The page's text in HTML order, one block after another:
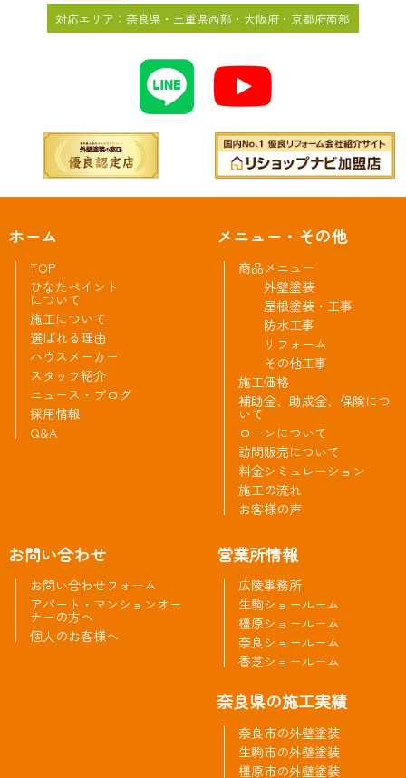
対応エリア：奈良県・三重県西部・大阪府・京都府南部
ホーム
TOP
ひなたペイント
について
施工について
選ばれる理由
ハウスメーカー
スタッフ紹介
ニュース・ブログ
採用情報
Q&A
メニュー・その他
商品メニュー
外壁塗装
屋根塗装・工事
防水工事
リフォーム
その他工事
施工価格
補助金、助成金、保険につ
いて
ローンについて
訪問販売について
料金シミュレーション
施工の流れ
お客様の声
お問い合わせ
お問い合わせフォーム
アパート・マンションオー
ナーの方へ
個人のお客様へ
営業所情報
広陵事務所
生駒ショールーム
橿原ショールーム
奈良ショールーム
香芝ショールーム
奈良県の施工実績
奈良市の外壁塗装
生駒市の外壁塗装
橿原市の外壁塗装